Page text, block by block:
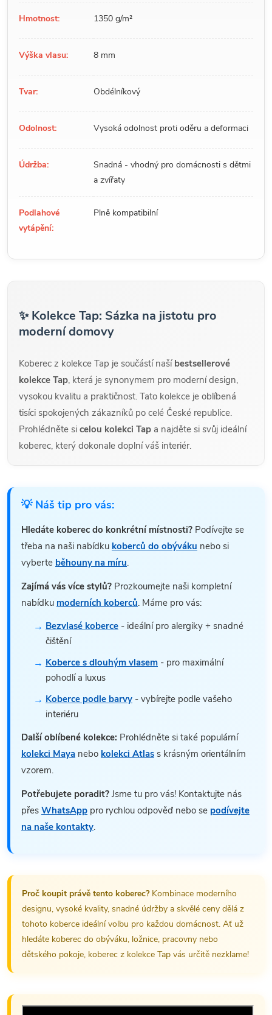
Hmotnost: 1350 g/m²
Výška vlasu: 8 mm
Tvar: Obdélníkový
Odolnost: Vysoká odolnost proti oděru a deformaci
Údržba:
Snadná - vhodný pro domácnosti s dětmi
a zvířaty
Podlahové
vytápění:
Plně kompatibilní
✨ Kolekce Tap: Sázka na jistotu pro
moderní domovy
Koberec z kolekce Tap je součástí naší bestsellerové
kolekce Tap, která je synonymem pro moderní design,
vysokou kvalitu a praktičnost. Tato kolekce je oblíbená
tisíci spokojených zákazníků po celé České republice.
Prohlédněte si celou kolekci Tap a najděte si svůj ideální
koberec, který dokonale doplní váš interiér.
💡 Náš tip pro vás:
Hledáte koberec do konkrétní místnosti? Podívejte se
třeba na naši nabídku koberců do obýváku nebo si
vyberte běhouny na míru.
Zajímá vás více stylů? Prozkoumejte naši kompletní
nabídku moderních koberců. Máme pro vás:
Bezvlasé koberce - ideální pro alergiky + snadné
čištění
Koberce s dlouhým vlasem - pro maximální
pohodlí a luxus
Koberce podle barvy - vybírejte podle vašeho
interiéru
Další oblíbené kolekce: Prohlédněte si také populární
kolekci Maya nebo kolekci Atlas s krásným orientálním
vzorem.
Potřebujete poradit? Jsme tu pro vás! Kontaktujte nás
přes WhatsApp pro rychlou odpověď nebo se podívejte
na naše kontakty.
Proč koupit právě tento koberec?Kombinace moderního
designu, vysoké kvality, snadné údržby a skvělé ceny dělá z
tohoto koberce ideální volbu pro každou domácnost. Ať už
hledáte koberec do obýváku, ložnice, pracovny nebo
dětského pokoje, koberec z kolekce Tap vás určitě nezklame!